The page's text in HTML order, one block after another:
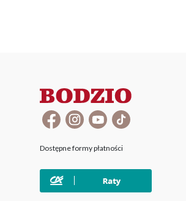
Dostępne formy płatności